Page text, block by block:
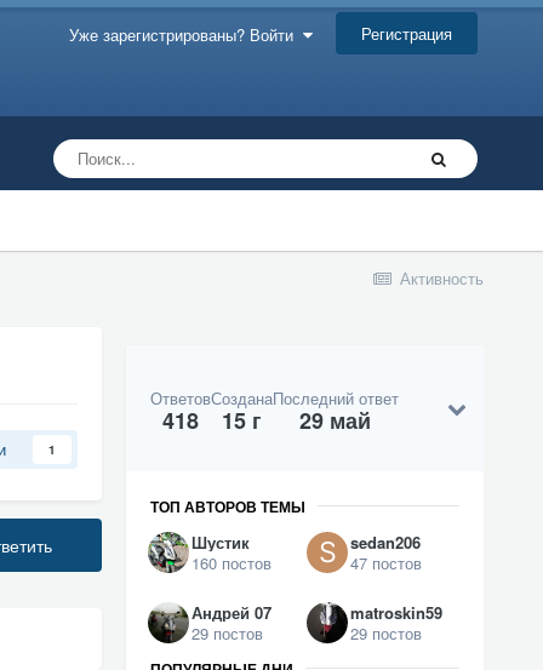
Уже зарегистрированы? Войти Регистрация
Активность
1
Ответов
418
Создана
15 г
Последний ответ
29 май
ТОП АВТОРОВ ТЕМЫ
Шустик
160 постов
sedan206
47 постов
Андрей 07
29 постов
matroskin59
29 постов